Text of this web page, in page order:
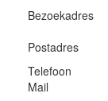
Bezoekadres
Postadres
Telefoon
Mail